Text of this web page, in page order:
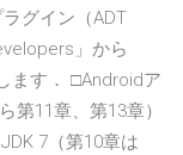
グイン（ADT
」から
ます． □Androidア
第11章、第13章）
7（第10章は